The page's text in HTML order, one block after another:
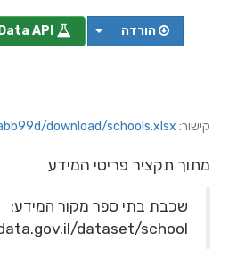
הורדה
קישור: resource/a78e3651-239c-4250-9c53-c849ceabb99d/download/schools.xlsx
מתוך תקציר פריטי המידע
שכבת בתי ספר מקור המידע:
dataset/school